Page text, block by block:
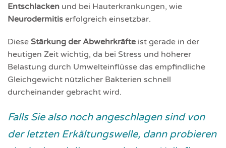
Entschlacken und bei Hauterkrankungen, wie
Neurodermitis erfolgreich einsetzbar.
Diese Stärkung der Abwehrkräfte ist gerade in der
heutigen Zeit wichtig, da bei Stress und höherer
Belastung durch Umwelteinflüsse das empfindliche
Gleichgewicht nützlicher Bakterien schnell
durcheinander gebracht wird.
Falls Sie also noch angeschlagen sind von
der letzten Erkältungswelle, dann probieren